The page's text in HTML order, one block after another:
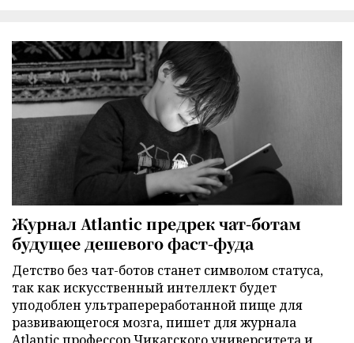
Журнал Atlantic предрек чат-ботам
будущее дешевого фаст-фуда
Детство без чат-ботов станет символом статуса,
так как искусственный интеллект будет
уподоблен ультрапереработанной пище для
развивающегося мозга, пишет для журнала